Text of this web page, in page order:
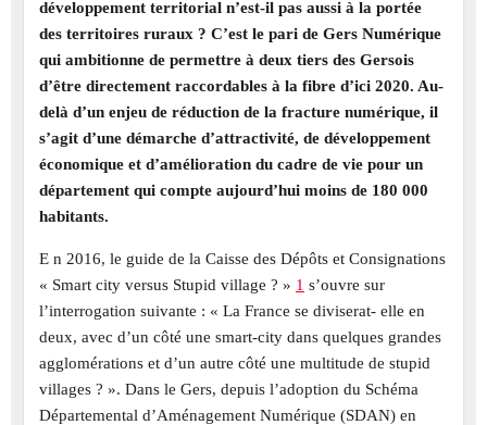
développement territorial n’est-il pas aussi à la portée
des territoires ruraux ? C’est le pari de Gers Numérique
qui ambitionne de permettre à deux tiers des Gersois
d’être directement raccordables à la fibre d’ici 2020. Au-
delà d’un enjeu de réduction de la fracture numérique, il
s’agit d’une démarche d’attractivité, de développement
économique et d’amélioration du cadre de vie pour un
département qui compte aujourd’hui moins de 180 000
habitants.
E n 2016, le guide de la Caisse des Dépôts et Consignations
« Smart city versus Stupid village ? » 1 s’ouvre sur
l’interrogation suivante : « La France se diviserat- elle en
deux, avec d’un côté une smart-city dans quelques grandes
agglomérations et d’un autre côté une multitude de stupid
villages ? ». Dans le Gers, depuis l’adoption du Schéma
Départemental d’Aménagement Numérique (SDAN) en